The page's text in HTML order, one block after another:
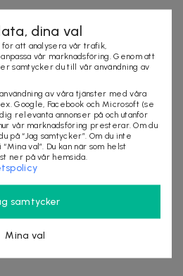
hälsa
:556387-7488
dina val
för att analysera vår trafik,
vår marknadsföring. Genom att
samtycker du till vår användning av
av våra tjänster med våra
Google, Facebook och Microsoft (se
relevanta annonser på och utanför
vår marknadsföring presterar. Om du
på “Jag samtycker”. Om du inte
val”. Du kan när som helst
ner på vår hemsida.
samtycker
Mina val